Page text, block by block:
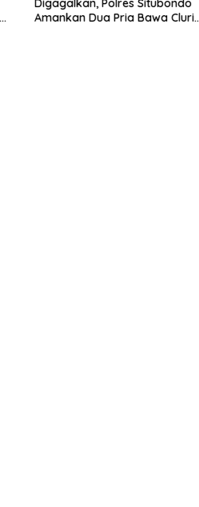
Amankan Dua Pria Bawa Clurit